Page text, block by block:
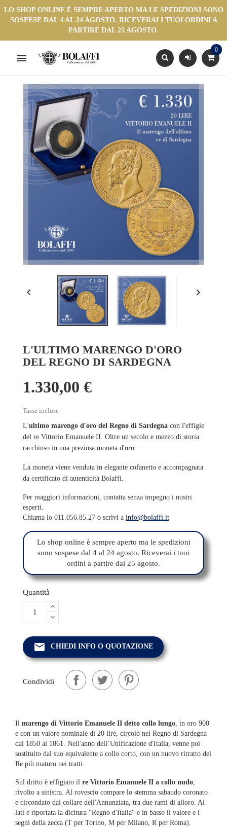
LO SHOP ONLINE È SEMPRE APERTO MA LE SPEDIZIONI SONO
SOSPESE DAL 4 AL 24 AGOSTO. RICEVERAI I TUOI ORDINI A
PARTIRE DAL 25 AGOSTO.

0
 
L'ULTIMO MARENGO D'ORO
DEL REGNO DI SARDEGNA
1.330,00 €
Tasse incluse
L'ultimo marengo d'oro del Regno di Sardegna con l'effigie
del re Vittorio Emanuele II. Oltre un secolo e mezzo di storia
racchiuso in una preziosa moneta d'oro.
La moneta viene venduta in elegante cofanetto e accompagnata
da certificato di autenticità Bolaffi.
Per maggiori informazioni, contatta senza impegno i nostri
esperti.
Chiama lo 011.056.85.27 o scrivi a info@bolaffi.it
Lo shop online è sempre aperto ma le spedizioni
sono sospese dal 4 al 24 agosto. Riceverai i tuoi
ordini a partire dal 25 agosto.
Quantità
email CHIEDI INFO O QUOTAZIONE
Condividi
Il marengo di Vittorio Emanuele II detto collo lungo, in oro 900
e con un valore nominale di 20 lire, circolò nel Regno di Sardegna
dal 1850 al 1861. Nell'anno dell’Unificazione d'Italia, venne poi
sostituito dal suo equivalente a collo corto, con un nuovo ritratto del
Re più maturo nei tratti.
Sul dritto è effigiato il re Vittorio Emanuele II a collo nudo,
rivolto a sinistra. Al rovescio compare lo stemma sabaudo coronato
e circondato dal collare dell'Annunziata, tra due rami di alloro. Ai
lati è riportata la dicitura "Regno d'Italia" e in basso il valore e i
segni della zecca (T per Torino, M per Milano, R per Roma).